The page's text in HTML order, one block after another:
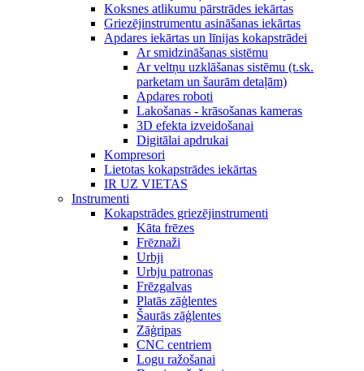
Koksnes atlikumu pārstrādes iekārtas
Griezējinstrumentu asināšanas iekārtas
Apdares iekārtas un līnijas kokapstrādei
Ar smidzināšanas sistēmu
Ar veltņu uzklāšanas sistēmu (t.sk.
parketam un šaurām detaļām)
Apdares roboti
Lakošanas - krāsošanas kameras
3D efekta izveidošanai
Digitālai apdrukai
Kompresori
Lietotas kokapstrādes iekārtas
IR UZ VIETAS
Instrumenti
Kokapstrādes griezējinstrumenti
Kāta frēzes
Frēznaži
Urbji
Urbju patronas
Frēzgalvas
Platās zāģlentes
Šaurās zāģlentes
Zāģripas
CNC centriem
Logu ražošanai